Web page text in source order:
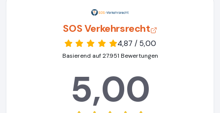
SOS Verkehrsrecht
4,87 / 5,00
Basierend auf 27.951 Bewertungen
5,00